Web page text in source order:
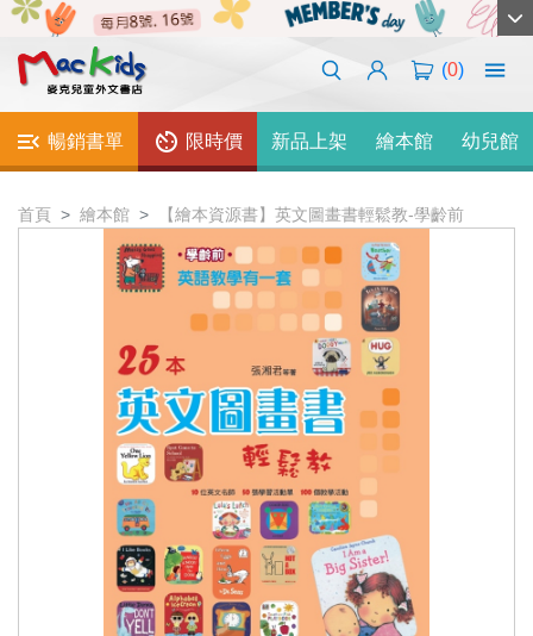
(0)
暢銷書單 限時價 新品上架 繪本館 幼兒館
首頁 繪本館 【繪本資源書】英文圖畫書輕鬆教-學齡前